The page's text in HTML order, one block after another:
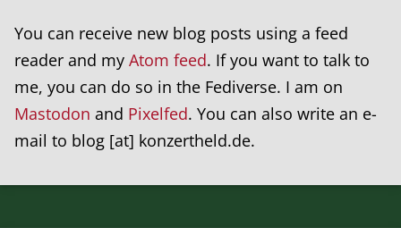
You can receive new blog posts using a feed
reader and my Atom feed. If you want to talk to
me, you can do so in the Fediverse. I am on
Mastodon and Pixelfed. You can also write an e-
mail to blog [at] konzertheld.de.